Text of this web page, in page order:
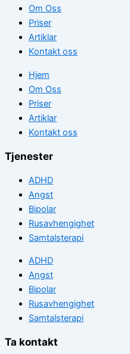
Om Oss
Priser
Artiklar
Kontakt oss
Hjem
Om Oss
Priser
Artiklar
Kontakt oss
Tjenester
ADHD
Angst
Bipolar
Rusavhengighet
Samtalsterapi
ADHD
Angst
Bipolar
Rusavhengighet
Samtalsterapi
Ta kontakt